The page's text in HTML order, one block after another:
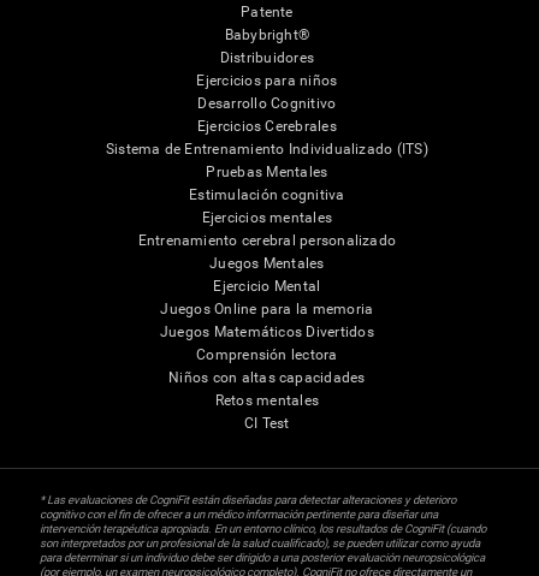
Patente
Babybright®
Distribuidores
Ejercicios para niños
Desarrollo Cognitivo
Ejercicios Cerebrales
Sistema de Entrenamiento Individualizado (ITS)
Pruebas Mentales
Estimulación cognitiva
Ejercicios mentales
Entrenamiento cerebral personalizado
Juegos Mentales
Ejercicio Mental
Juegos Online para la memoria
Juegos Matemáticos Divertidos
Comprensión lectora
Niños con altas capacidades
Retos mentales
CI Test
* Las evaluaciones de CogniFit están diseñadas para detectar alteraciones y deterioro
cognitivo con el fin de ofrecer a un médico información pertinente para diseñar una
intervención terapéutica apropiada. En un entorno clínico, los resultados de CogniFit (cuando
son interpretados por un profesional de la salud cualificado), se pueden utilizar como ayuda
para determinar si un individuo debe ser dirigido a una posterior evaluación neuropsicológica
(por ejemplo, un examen neuropsicológico completo). CogniFit no ofrece directamente un